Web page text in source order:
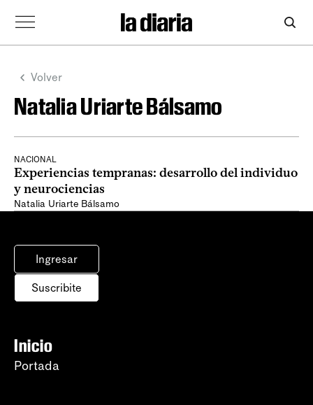
Volver
Natalia Uriarte Bálsamo
NACIONAL
Experiencias tempranas: desarrollo del individuo
y neurociencias
Natalia Uriarte Bálsamo
Ingresar
Suscribite
Inicio
Portada